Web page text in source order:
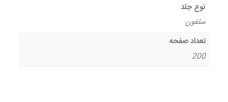
نوع جلد
سلفون
تعداد صفحه
200